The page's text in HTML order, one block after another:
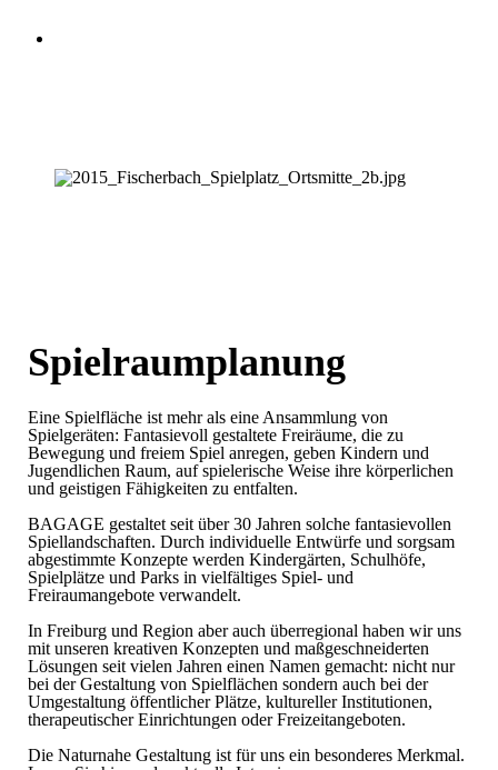
Spielraumplanung
Eine Spielfläche ist mehr als eine Ansammlung von
Spielgeräten: Fantasievoll gestaltete Freiräume, die zu
Bewegung und freiem Spiel anregen, geben Kindern und
Jugendlichen Raum, auf spielerische Weise ihre körperlichen
und geistigen Fähigkeiten zu entfalten.
BAGAGE gestaltet seit über 30 Jahren solche fantasievollen
Spiellandschaften. Durch individuelle Entwürfe und sorgsam
abgestimmte Konzepte werden Kindergärten, Schulhöfe,
Spielplätze und Parks in vielfältiges Spiel- und
Freiraumangebote verwandelt.
In Freiburg und Region aber auch überregional haben wir uns
mit unseren kreativen Konzepten und maßgeschneiderten
Lösungen seit vielen Jahren einen Namen gemacht: nicht nur
bei der Gestaltung von Spielflächen sondern auch bei der
Umgestaltung öffentlicher Plätze, kultureller Institutionen,
therapeutischer Einrichtungen oder Freizeitangeboten.
Die Naturnahe Gestaltung ist für uns ein besonderes Merkmal.